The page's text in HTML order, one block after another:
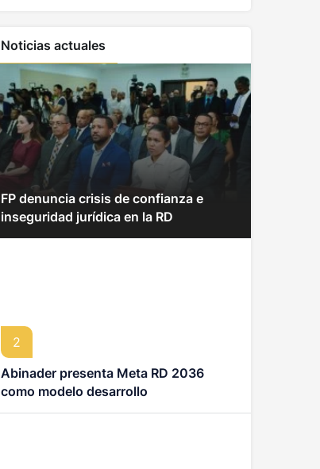
Noticias actuales
FP denuncia crisis de confianza e
inseguridad jurídica en la RD
2
Abinader presenta Meta RD 2036
como modelo desarrollo